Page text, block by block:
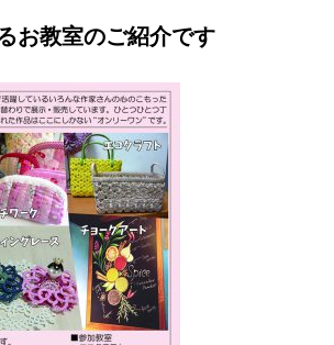
お教室のご紹介です